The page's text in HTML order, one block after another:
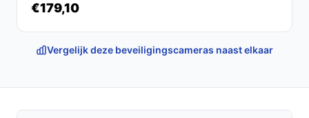
€179,10
Vergelijk deze beveiligingscameras naast elkaar